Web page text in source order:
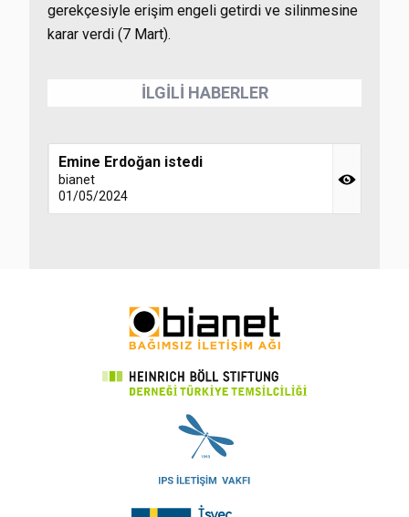
gerekçesiyle erişim engeli getirdi ve silinmesine
karar verdi (7 Mart).
İLGİLİ HABERLER
Emine Erdoğan istedi
bianet
01/05/2024